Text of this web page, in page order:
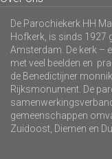
De Parochiekerk HH
Hofkerk, is sinds 1927
Amsterdam. De kerk –
met veel beelden en
de Benedictijner
Rijksmonument. De
gemeenschappen
Zuidoost, Diemen en